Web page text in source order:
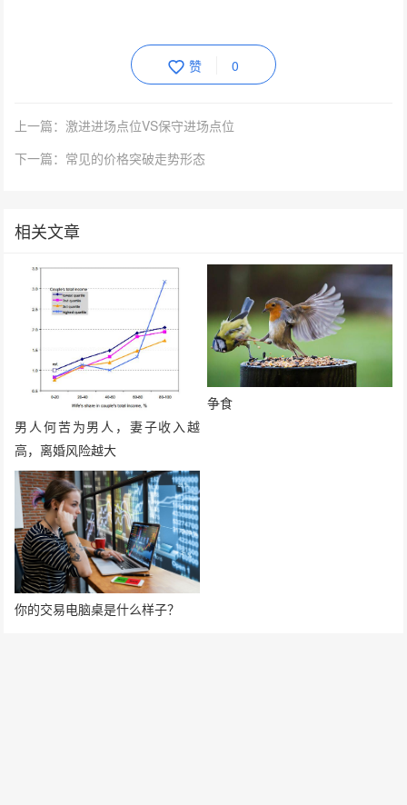
赞 0
上一篇：激进进场点位VS保守进场点位
下一篇：常见的价格突破走势形态
相关文章
男人何苦为男人，妻子收入越
高，离婚风险越大
争食
你的交易电脑桌是什么样子？